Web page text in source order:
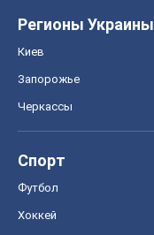
Регионы Украины
Киев
Запорожье
Черкассы
Спорт
Футбол
Хоккей